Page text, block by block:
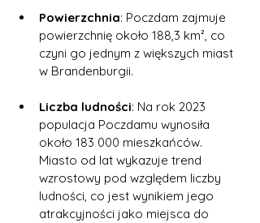
Powierzchnia: Poczdam zajmuje
powierzchnię około 188,3 km², co
czyni go jednym z większych miast
w Brandenburgii.
Liczba ludności: Na rok 2023
populacja Poczdamu wynosiła
około 183 000 mieszkańców.
Miasto od lat wykazuje trend
wzrostowy pod względem liczby
ludności, co jest wynikiem jego
atrakcyjności jako miejsca do